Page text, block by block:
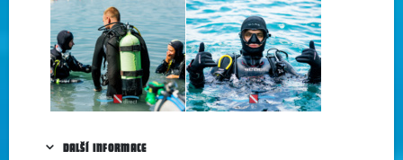
DALŠÍ INFORMACE